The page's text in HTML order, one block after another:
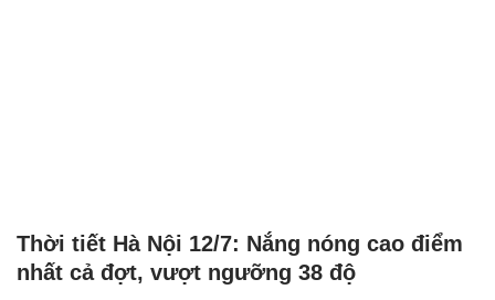
Thời tiết Hà Nội 12/7: Nắng nóng cao điểm
nhất cả đợt, vượt ngưỡng 38 độ